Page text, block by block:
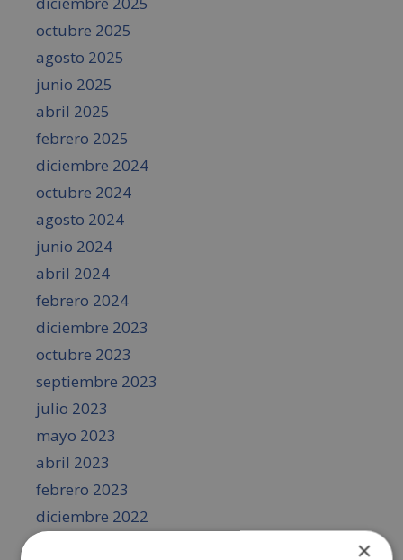
octubre 2025
agosto 2025
junio 2025
abril 2025
febrero 2025
diciembre 2024
octubre 2024
agosto 2024
junio 2024
abril 2024
febrero 2024
diciembre 2023
octubre 2023
septiembre 2023
julio 2023
mayo 2023
abril 2023
febrero 2023
diciembre 2022
×